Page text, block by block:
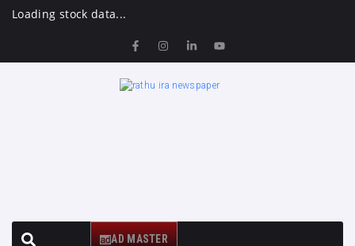
Loading stock data...
AD MASTER